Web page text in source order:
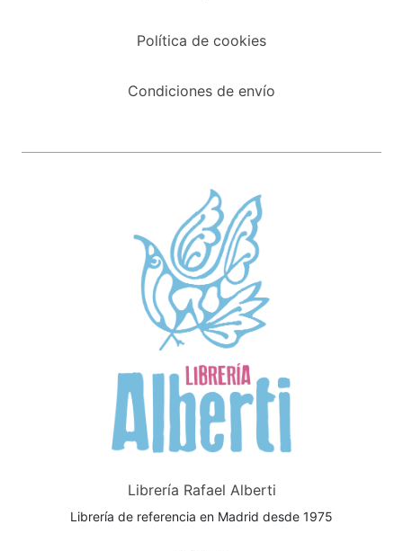
Política de cookies
Condiciones de envío
Librería Rafael Alberti
Librería de referencia en Madrid desde 1975